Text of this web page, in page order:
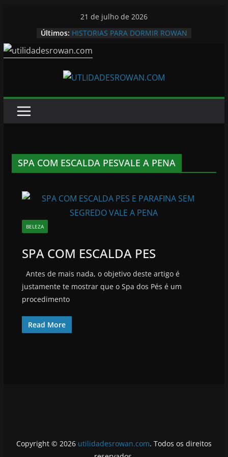
conteúdo
21 de julho de 2026
Últimos: HISTORIAS PARA DORMIR ROWAN
SPA COM ESCALDA PESVALE A PENA
BELEZA
SPA COM ESCALDA PES
Antes de mais nada, o objetivo deste artigo é
justamente te mostrar que o Spa dos Pés é um
procedimento
Read More
Copyright © 2026 utilidadesrowan.com. Todos os direitos